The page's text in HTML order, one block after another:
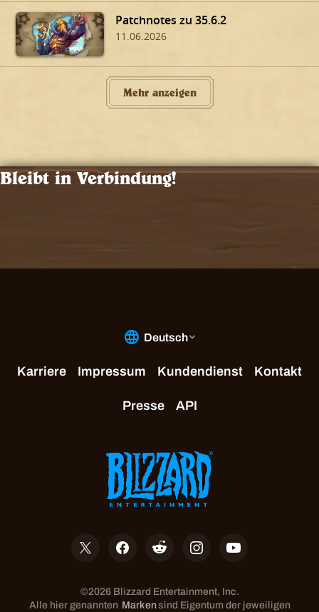
Patchnotes zu 35.6.2
11.06.2026
Mehr anzeigen
Bleibt in Verbindung!